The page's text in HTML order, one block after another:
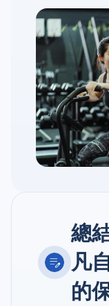
總
凡
的